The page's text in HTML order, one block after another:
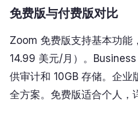
免费版与付费版对比
Zoom 免费版支持基本功能
14.99 美元/月）。
供审计和 10GB 存储。企业
全方案。免费版适合个人，